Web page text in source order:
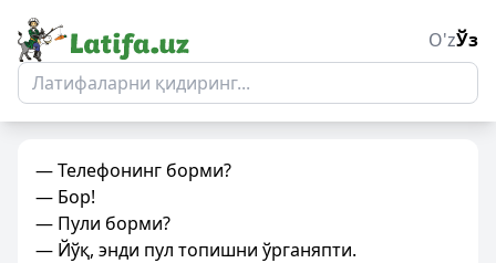
O'zЎз
— Телефонинг борми?
— Бор!
— Пули борми?
— Йўқ, энди пул топишни ўрганяпти.